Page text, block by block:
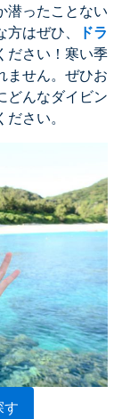
潜ったことない
はぜひ、
ドラ
ださい！寒い季
ません。ぜひお
どんなダイビン
さい。
す